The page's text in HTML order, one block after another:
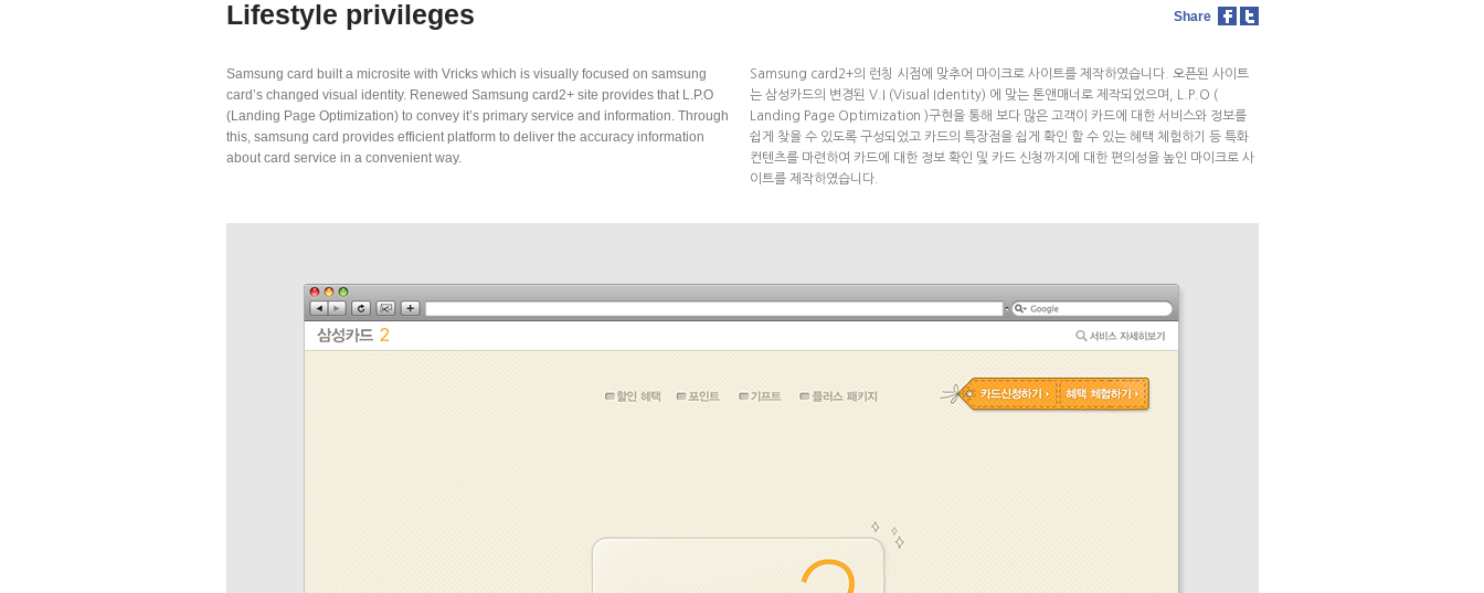
Lifestyle privileges Share
Samsung card built a microsite with Vricks which is visually focused on samsung
card’s changed visual identity. Renewed Samsung card2+ site provides that L.P.O
(Landing Page Optimization) to convey it’s primary service and information. Through
this, samsung card provides efficient platform to deliver the accuracy information
about card service in a convenient way.
Samsung card2+의 런칭 시점에 맞추어 마이크로 사이트를 제작하였습니다. 오픈된 사이트
는 삼성카드의 변경된 V.I (Visual Identity) 에 맞는 톤앤매너로 제작되었으며, L.P.O (
Landing Page Optimization )구현을 통해 보다 많은 고객이 카드에 대한 서비스와 정보를
쉽게 찾을 수 있도록 구성되었고 카드의 특장점을 쉽게 확인 할 수 있는 혜택 체험하기 등 특화
컨텐츠를 마련하여 카드에 대한 정보 확인 및 카드 신청까지에 대한 편의성을 높인 마이크로 사
이트를 제작하였습니다.